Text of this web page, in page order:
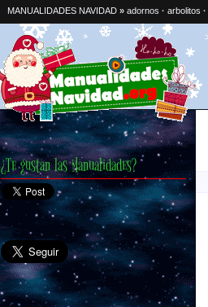
MANUALIDADES NAVIDAD » adornos · arbolitos ·
¿Te gustan las Manualidades?